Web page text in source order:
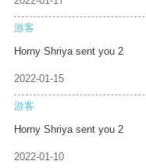
游客
Horny Shriya sent you 2
2022-01-15
游客
Horny Shriya sent you 2
2022-01-10